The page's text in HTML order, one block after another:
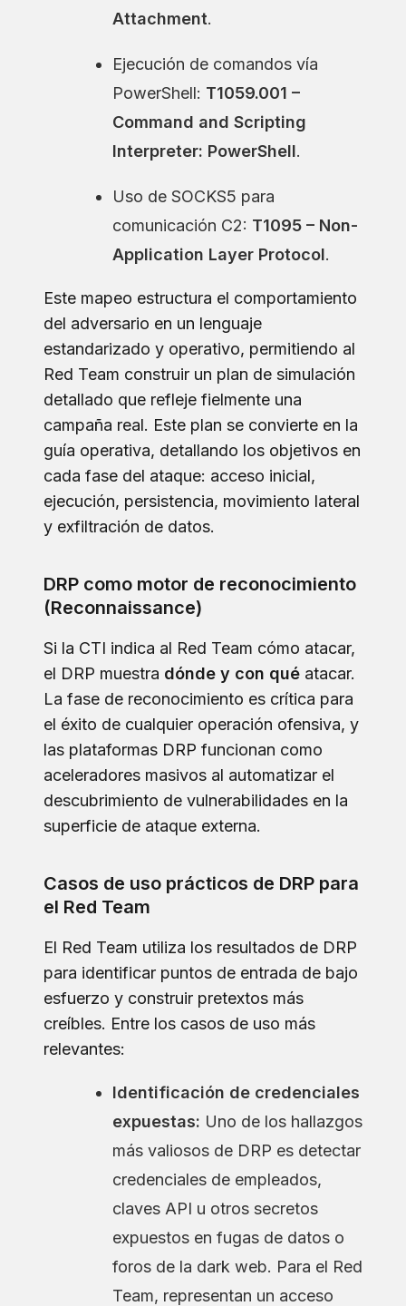
Attachment.
Ejecución de comandos vía
PowerShell: T1059.001 –
Command and Scripting
Interpreter: PowerShell.
Uso de SOCKS5 para
comunicación C2: T1095 – Non-
Application Layer Protocol.
Este mapeo estructura el comportamiento
del adversario en un lenguaje
estandarizado y operativo, permitiendo al
Red Team construir un plan de simulación
detallado que refleje fielmente una
campaña real. Este plan se convierte en la
guía operativa, detallando los objetivos en
cada fase del ataque: acceso inicial,
ejecución, persistencia, movimiento lateral
y exfiltración de datos.
DRP como motor de reconocimiento
(Reconnaissance)
Si la CTI indica al Red Team cómo atacar,
el DRP muestra dónde y con qué atacar.
La fase de reconocimiento es crítica para
el éxito de cualquier operación ofensiva, y
las plataformas DRP funcionan como
aceleradores masivos al automatizar el
descubrimiento de vulnerabilidades en la
superficie de ataque externa.
Casos de uso prácticos de DRP para
el Red Team
El Red Team utiliza los resultados de DRP
para identificar puntos de entrada de bajo
esfuerzo y construir pretextos más
creíbles. Entre los casos de uso más
relevantes:
Identificación de credenciales
expuestas: Uno de los hallazgos
más valiosos de DRP es detectar
credenciales de empleados,
claves API u otros secretos
expuestos en fugas de datos o
foros de la dark web. Para el Red
Team, representan un acceso